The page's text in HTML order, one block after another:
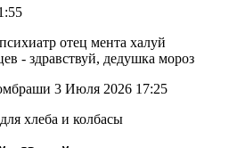
отец мента халуй
- здравствуй, дедушка мороз
3 Июля 2026 17:25
хлеба и колбасы